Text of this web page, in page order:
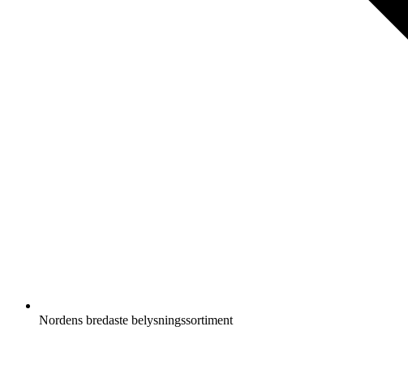
Nordens bredaste belysningssortiment